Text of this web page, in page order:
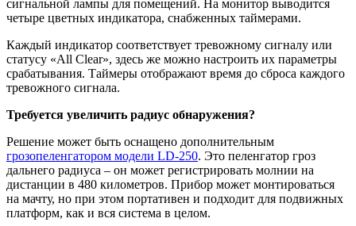
сигнальной лампы для помещений. На монитор выводится
четыре цветных индикатора, снабженных таймерами.
Каждый индикатор соответствует тревожному сигналу или
статусу «All Clear», здесь же можно настроить их параметры
срабатывания. Таймеры отображают время до сброса каждого
тревожного сигнала.
Требуется увеличить радиус обнаружения?
Решение может быть оснащено дополнительным
грозопеленгатором модели LD-250. Это пеленгатор гроз
дальнего радиуса – он может регистрировать молнии на
дистанции в 480 километров. Прибор может монтироваться
на мачту, но при этом портативен и подходит для подвижных
платформ, как и вся система в целом.